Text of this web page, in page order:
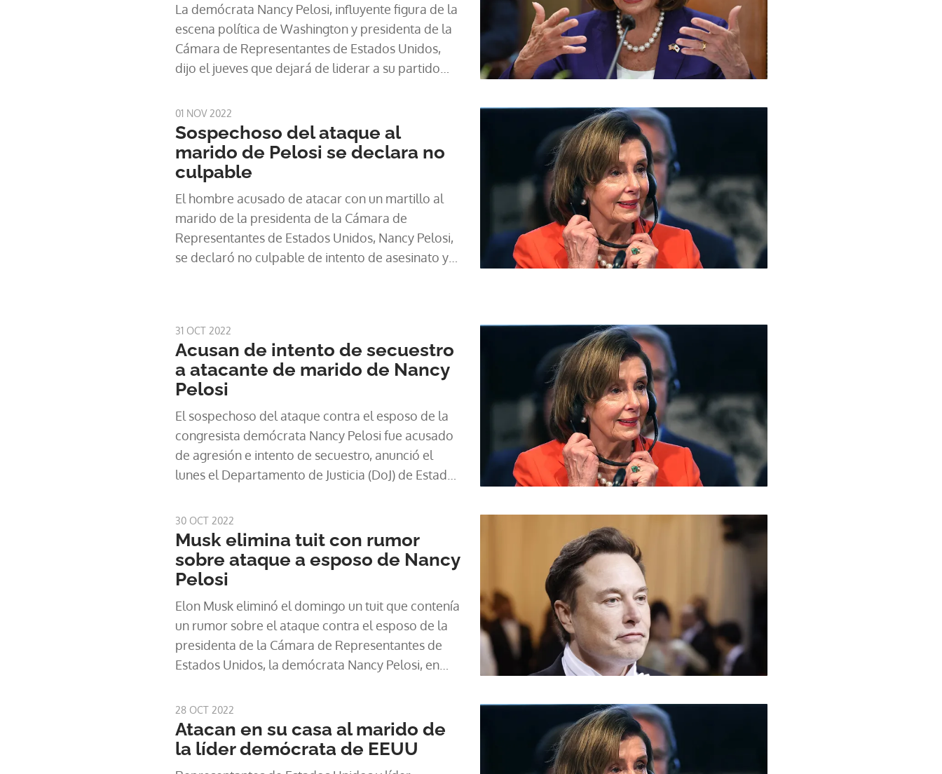
ambos sostienen un martillo, que los policías les
piden que suelten. El atacante David DePape se
niega y tira del martillo hacia él, antes de dejarlo
caer violentamente sobre el cráneo de Paul Pelosi,
policía se apresura a socorrer al marido de quien
entonces era la "speaker" (presidenta) de la
Cámara baja , la tercera figura más importante de
la política estadounidense después del presidente
y el vicepresidente, intentando alejar al agresor de
su víctima, quien, en el suelo, parece inconsciente.
Al menos 10 muertos en tiroteo frente a sinagoga
de Jerusalén Este Tras el ataque, Paul Pelosi, de 82
recién pudo salir del hospital una semana
después. La difusión de este video se produce
luego de una decisión del juez Stephen Murphy, a
pesar de la oposición de las partes, tanto de la
defensa como de la acusación.
La demócrata Nancy Pelosi, influyente figura de la
escena política de Washington y presidenta de la
Cámara de Representantes de Estados Unidos,
dijo el jueves que dejará de liderar a su partido
cuerpo en enero.
01 NOV 2022
Sospechoso del ataque al
marido de Pelosi se declara no
culpable
El hombre acusado de atacar con un martillo al
marido de la presidenta de la Cámara de
Representantes de Estados Unidos, Nancy Pelosi,
se declaró no culpable de intento de asesinato y
31 OCT 2022
Acusan de intento de secuestro
a atacante de marido de Nancy
Pelosi
El sospechoso del ataque contra el esposo de la
congresista demócrata Nancy Pelosi fue acusado
de agresión e intento de secuestro, anunció el
lunes el Departamento de Justicia (DoJ) de Estados
30 OCT 2022
Musk elimina tuit con rumor
sobre ataque a esposo de Nancy
Pelosi
Elon Musk eliminó el domingo un tuit que contenía
un rumor sobre el ataque contra el esposo de la
presidenta de la Cámara de Representantes de
Estados Unidos, la demócrata Nancy Pelosi, en
red social genera temores de un aumento del
discurso de odio y la desinformación en la
plataforma.
28 OCT 2022
Atacan en su casa al marido de
la líder demócrata de EEUU